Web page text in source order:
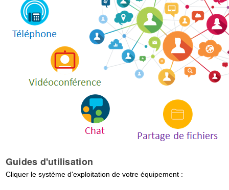
Guides d'utilisation
Cliquer le système d'exploitation de votre équipement :